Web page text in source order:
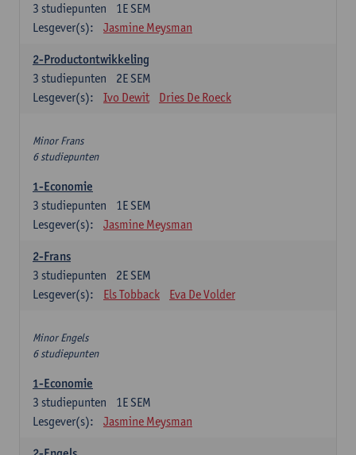
1E SEM
3 studiepunten
Lesgever(s):
Jasmine Meysman
2-Productontwikkeling
2E SEM
3 studiepunten
Lesgever(s):
Ivo Dewit Dries De Roeck
Minor Frans
6 studiepunten
1-Economie
1E SEM
3 studiepunten
Lesgever(s):
Jasmine Meysman
2-Frans
2E SEM
3 studiepunten
Lesgever(s):
Els Tobback Eva De Volder
Minor Engels
6 studiepunten
1-Economie
1E SEM
3 studiepunten
Lesgever(s):
Jasmine Meysman